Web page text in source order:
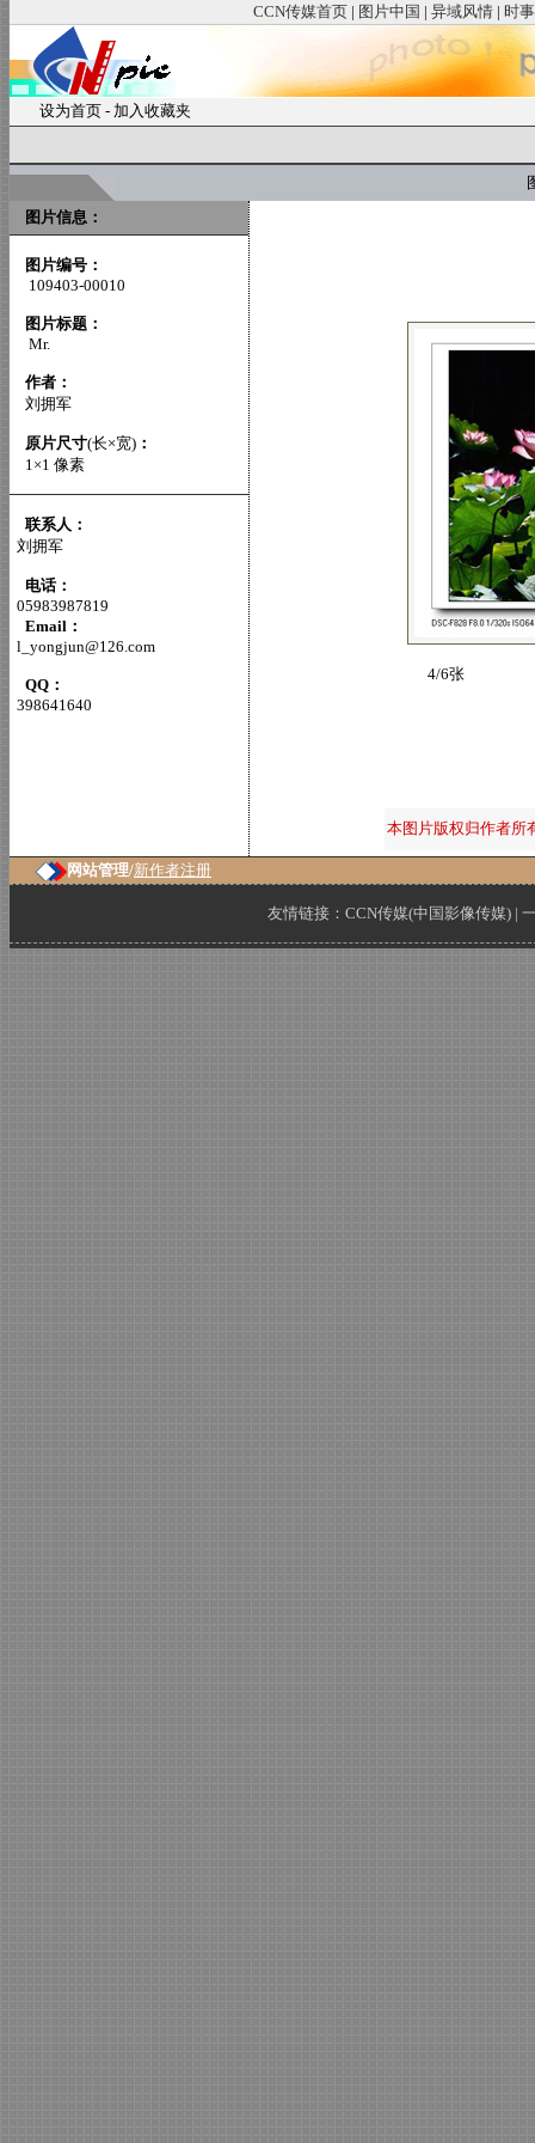
CCN传媒首页 | 图片中国 | 异域风情 | 时
设为首页 - 加入收藏夹
图片信息：
图片编号：
109403-00010
图片标题：
Mr.
作者：
刘拥军
原片尺寸(长×宽) ：
1×1 像素
联系人：
刘拥军
电话：
05983987819
Email：
l_yongjun@126.com
QQ：
398641640
4/6张
本图片版权归作者所
网站管理/新作者注册
友情链接： CCN传媒(中国影像传媒) |